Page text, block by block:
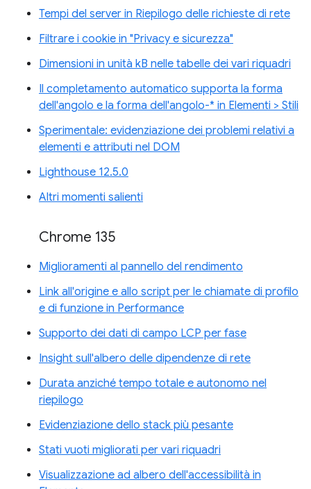
Tempi del server in Riepilogo delle richieste di rete
Filtrare i cookie in "Privacy e sicurezza"
Dimensioni in unità kB nelle tabelle dei vari riquadri
Il completamento automatico supporta la forma
dell'angolo e la forma dell'angolo-* in Elementi > Stili
Sperimentale: evidenziazione dei problemi relativi a
elementi e attributi nel DOM
Lighthouse 12.5.0
Altri momenti salienti
Chrome 135
Miglioramenti al pannello del rendimento
Link all'origine e allo script per le chiamate di profilo
e di funzione in Performance
Supporto dei dati di campo LCP per fase
Insight sull'albero delle dipendenze di rete
Durata anziché tempo totale e autonomo nel
riepilogo
Evidenziazione dello stack più pesante
Stati vuoti migliorati per vari riquadri
Visualizzazione ad albero dell'accessibilità in